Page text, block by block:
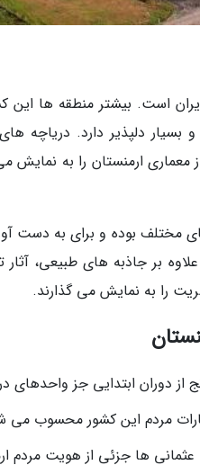
است. بیشتر منطقه ها این
دلپذیر دارد. دریاچه های
ارمنستان را به نمایش
بوده و برای به دست
بر جاذبه های طبیعی، آثار
را به نمایش می گذارند.
دوران ابتدایی جز واحدهای
مردم این کشور محسوب می
ها جزئی از هویت مردم